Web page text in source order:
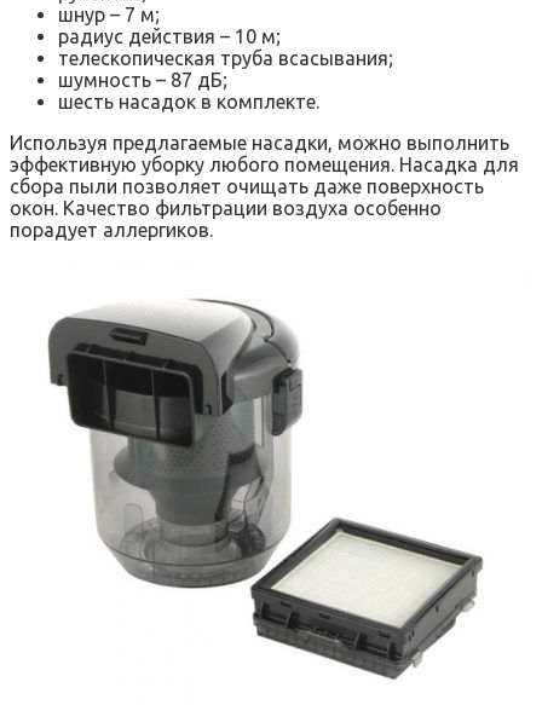
шнур – 7 м;
радиус действия – 10 м;
телескопическая труба всасывания;
шумность – 87 дБ;
шесть насадок в комплекте.
Используя предлагаемые насадки, можно выполнить
эффективную уборку любого помещения. Насадка для
сбора пыли позволяет очищать даже поверхность
окон. Качество фильтрации воздуха особенно
порадует аллергиков.